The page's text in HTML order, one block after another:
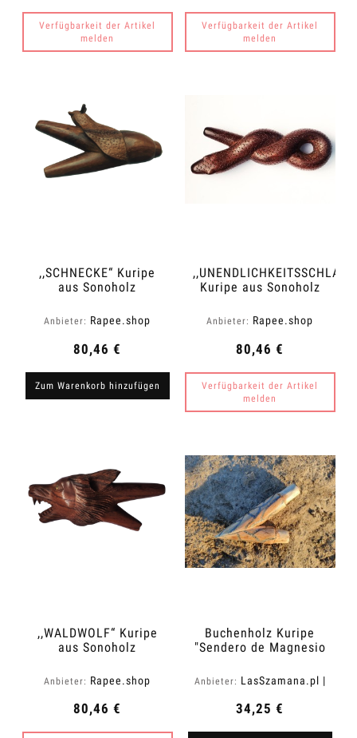
Verfügbarkeit der Artikel
melden
Verfügbarkeit der Artikel
melden
,,SCHNECKE“ Kuripe
aus Sonoholz
Anbieter: Rapee.shop
80,46 €
Zum Warenkorb hinzufügen
Kuripe aus Sonoholz
Anbieter: Rapee.shop
80,46 €
Verfügbarkeit der Artikel
melden
,,WALDWOLF“ Kuripe
aus Sonoholz
Anbieter: Rapee.shop
80,46 €
Buchenholz Kuripe
"Sendero de Magnesio
Anbieter: LasSzamana.pl |
34,25 €